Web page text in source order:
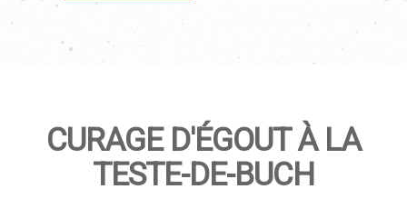
CURAGE D'ÉGOUT À LA
TESTE-DE-BUCH